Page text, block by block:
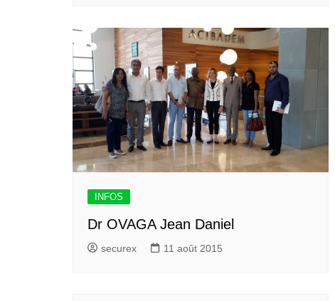
INFOS
Dr OVAGA Jean Daniel
securex 11 août 2015